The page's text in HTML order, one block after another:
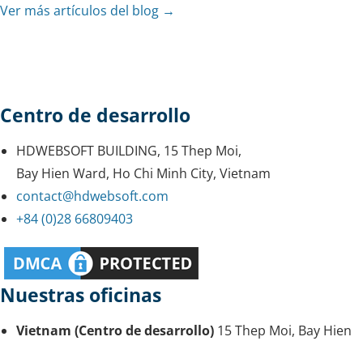
Ver más artículos del blog →
Centro de desarrollo
HDWEBSOFT BUILDING, 15 Thep Moi,
Bay Hien Ward, Ho Chi Minh City, Vietnam
contact@hdwebsoft.com
+84 (0)28 66809403
Nuestras oficinas
Vietnam (Centro de desarrollo) 15 Thep Moi, Bay Hien